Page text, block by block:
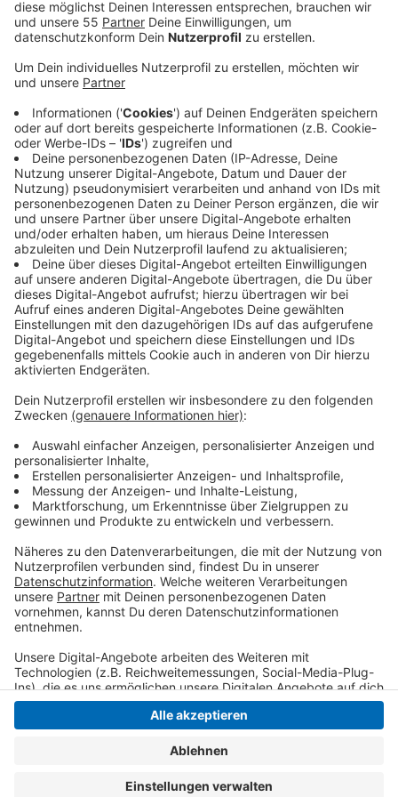
im Job, Achtsamkeit, Fasten und Sport. Lernet,
wie Ihr Eure Gesundheit unterstützen und Euer
Wohlbefinden verbessern könnt. Entdeckt neue
Möglichkeiten, um Eure Gesundheit zu fördern und
unserer Themenseite viele nützliche und
interessante Informationen findet.
Veröffentlicht: Mittwoch, 21.12.2022 16:35
Anzeige
Essen und Trinken
Freizeit und Fitness Gesundheit
Umwelt und Wohnen
Anzeige
Anzeige
Anzeige